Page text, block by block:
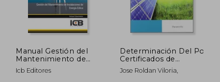
Manual Gestión del
Mantenimiento de
Instalaciones de
Energía Eólica (in
Icb Editores
Determinación Del
Certificados de
Profesionalidad.
Organización y
Jose Roldan Viloria,